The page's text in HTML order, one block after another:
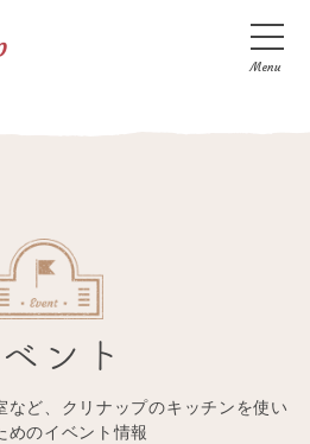
Menu
ント
など、クリナップのキッチンを使い
めのイベント情報